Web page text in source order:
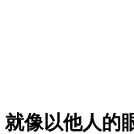
像以他人的